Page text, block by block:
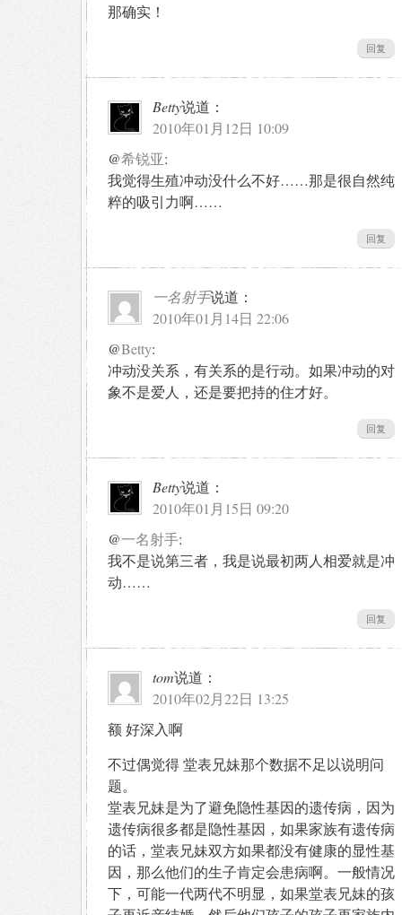
那确实！
回复
Betty说道：
2010年01月12日 10:09
@希锐亚:
我觉得生殖冲动没什么不好……那是很自然纯
粹的吸引力啊……
回复
一名射手说道：
2010年01月14日 22:06
@Betty:
冲动没关系，有关系的是行动。如果冲动的对
象不是爱人，还是要把持的住才好。
回复
Betty说道：
2010年01月15日 09:20
@一名射手:
我不是说第三者，我是说最初两人相爱就是冲
动……
回复
tom说道：
2010年02月22日 13:25
额 好深入啊
不过偶觉得 堂表兄妹那个数据不足以说明问
题。
堂表兄妹是为了避免隐性基因的遗传病，因为
遗传病很多都是隐性基因，如果家族有遗传病
的话，堂表兄妹双方如果都没有健康的显性基
因，那么他们的生子肯定会患病啊。一般情况
下，可能一代两代不明显，如果堂表兄妹的孩